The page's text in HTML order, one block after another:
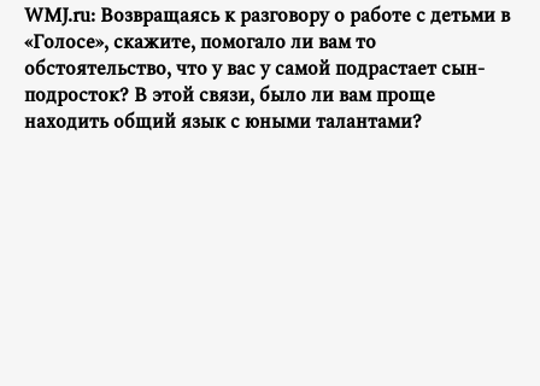
WMJ.ru: Возвращаясь к разговору о работе с детьми в
«Голосе», скажите, помогало ли вам то
обстоятельство, что у вас у самой подрастает сын-
подросток? В этой связи, было ли вам проще
находить общий язык с юными талантами?